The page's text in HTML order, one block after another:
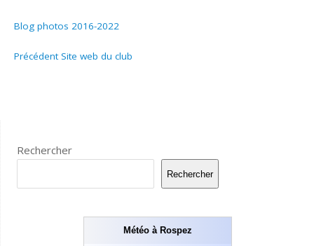
Blog photos 2016-2022
Précédent Site web du club
Rechercher
Rechercher
Météo à Rospez